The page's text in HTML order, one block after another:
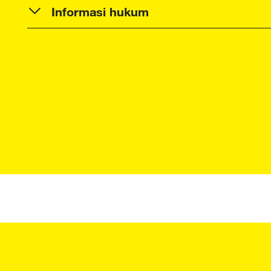
Informasi hukum